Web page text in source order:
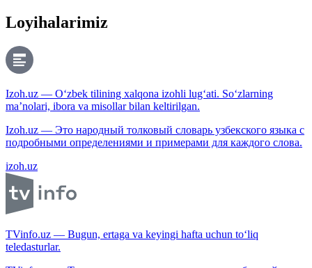
Loyihalarimiz
Izoh.uz — O‘zbek tilining xalqona izohli lug‘ati. So‘zlarning
ma’nolari, ibora va misollar bilan keltirilgan.
Izoh.uz — Это народный толковый словарь узбекского языка с
подробными определениями и примерами для каждого слова.
izoh.uz
TVinfo.uz — Bugun, ertaga va keyingi hafta uchun to‘liq
teledasturlar.